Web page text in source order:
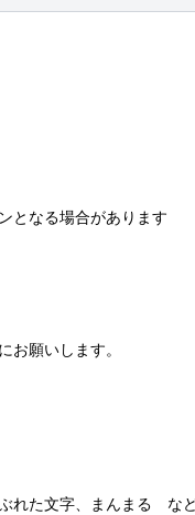
となる場合があります
お願いします。
れた文字、まんまる　な